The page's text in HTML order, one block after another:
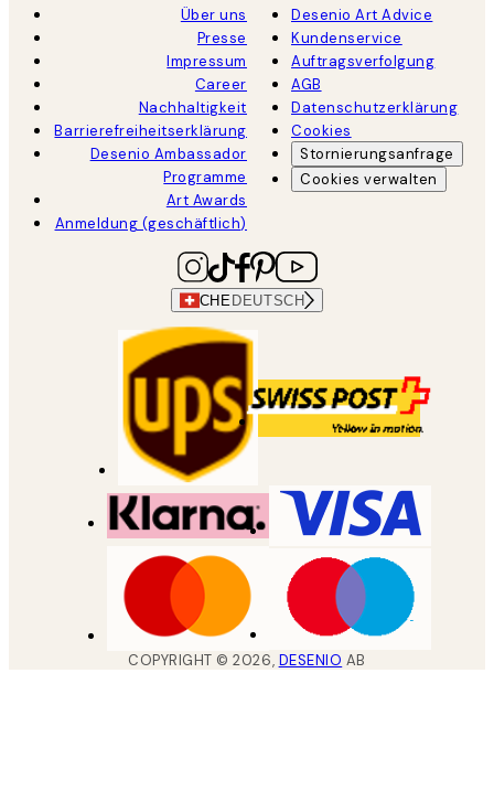
Über uns
Presse
Impressum
Career
Nachhaltigkeit
Barrierefreiheitserklärung
Desenio Ambassador
Programme
Art Awards
Anmeldung (geschäftlich)
Desenio Art Advice
Kundenservice
Auftragsverfolgung
AGB
Datenschutzerklärung
Cookies
Stornierungsanfrage
Cookies verwalten
CHE DEUTSCH
COPYRIGHT ©2026, DESENIO AB